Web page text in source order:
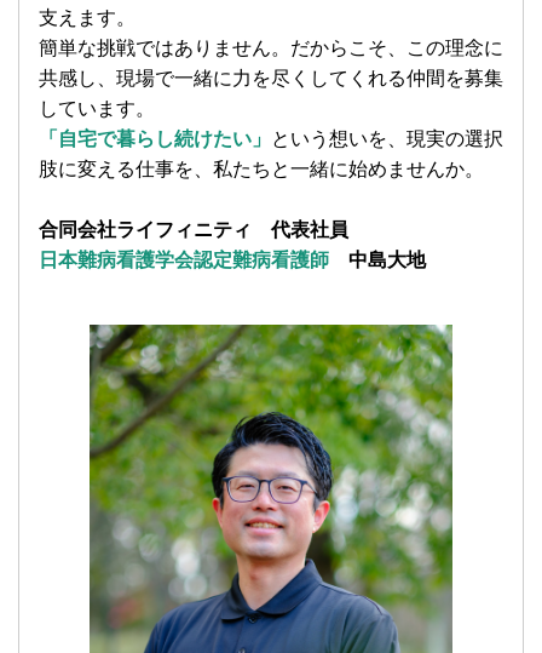
支えます。
簡単な挑戦ではありません。だからこそ、この理念に
共感し、現場で一緒に力を尽くしてくれる仲間を募集
しています。
「自宅で暮らし続けたい」 という想いを、現実の選択
肢に変える仕事を、私たちと一緒に始めませんか。
合同会社ライフィニティ 代表社員
日本難病看護学会認定難病看護師 中島大地